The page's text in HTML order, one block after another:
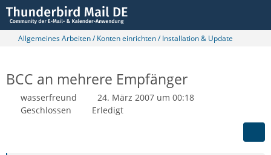
Allgemeines Arbeiten / Konten einrichten / Installation & Update
BCC an mehrere Empfänger
wasserfreund
24. März 2007 um 00:18
Geschlossen
Erledigt